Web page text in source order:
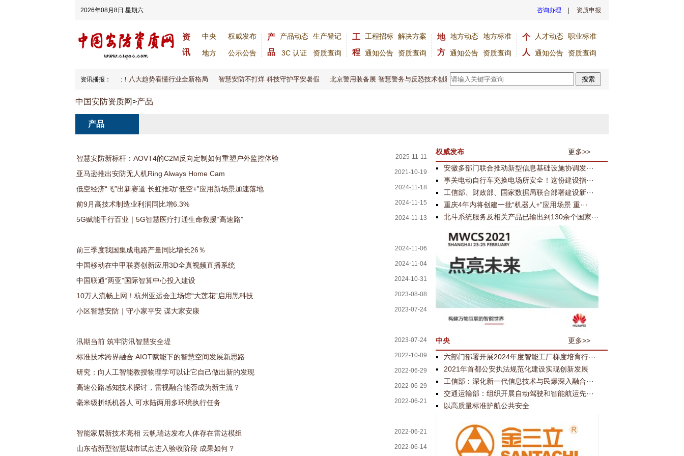
2026年08月8日 星期六 咨询办理 资质申报
资
讯
中央 权威发布
地方 公示公告
产
品
产品动态 生产登记
3C 认证 资质查询
工
程
工程招标 解决方案
通知公告 资质查询
地
方
地方动态 地方标准
通知公告 资质查询
个
人
人才动态 职业标准
通知公告 资质查询
资讯播报：
2026安防大变天！八大趋势看懂行业全新格局 智慧安防不打烊 科技守护平安暑假 北京警用装备展 智慧警务与反恐技术创新大会赋能平安建设 中印尼安防合作再深化 全国首个省级政务智能中枢正式发
搜索
中国安防资质网>产品
产品
2025-11-11
智慧安防新标杆：AOVT4的C2M反向定制如何重塑户外监控体验
2021-10-19
亚马逊推出安防无人机Ring Always Home Cam
2024-11-18
低空经济“飞”出新赛道 长虹推动“低空+”应用新场景加速落地
2024-11-15
前9月高技术制造业利润同比增6.3%
2024-11-13
5G赋能千行百业｜5G智慧医疗打通生命救援“高速路”
2024-11-06
前三季度我国集成电路产量同比增长26％
2024-11-04
中国移动在中甲联赛创新应用3D全真视频直播系统
2024-10-31
中国联通“两亚”国际智算中心投入建设
2023-08-08
10万人流畅上网！杭州亚运会主场馆“大莲花”启用黑科技
2023-07-24
小区智慧安防｜守小家平安 谋大家安康
2023-07-24
汛期当前 筑牢防汛智慧安全堤
2022-10-09
标准技术跨界融合 AIOT赋能下的智慧空间发展新思路
2022-06-29
研究：向人工智能教授物理学可以让它自己做出新的发现
2022-06-29
高速公路感知技术探讨，雷视融合能否成为新主流？
2022-06-21
毫米级折纸机器人 可水陆两用多环境执行任务
2022-06-21
智能家居新技术亮相 云帆瑞达发布人体存在雷达模组
2022-06-14
山东省新型智慧城市试点进入验收阶段 成果如何？
权威发布
更多>>
安徽多部门联合推动新型信息基础设施协调发···
事关电动自行车充换电场所安全！这份建设指···
工信部、财政部、国家数据局联合部署建设新···
重庆4年内将创建一批“机器人+”应用场景 重···
北斗系统服务及相关产品已输出到130余个国家···
中央
更多>>
六部门部署开展2024年度智能工厂梯度培育行···
2021年首都公安执法规范化建设实现创新发展
工信部：深化新一代信息技术与民爆深入融合···
交通运输部：组织开展自动驾驶和智能航运先···
以高质量标准护航公共安全